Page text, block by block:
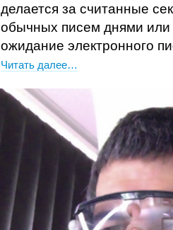
делается за считанные
обычных писем днями или
ожидание электронного
Читать далее…